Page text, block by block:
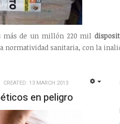
más de un millón 220 mil
sanitaria, con la
CREATED: 13 MARCH 2013
en peligro